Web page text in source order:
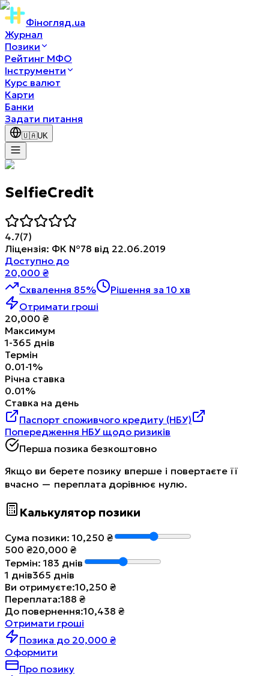
Фіногляд.ua
Журнал
Позики
Рейтинг МФО
Інструменти
Курс валют
Карти
Банки
Задати питання
🇺🇦UK
SelfieCredit
4.7(7)
Ліцензія: ФК №78 від 22.06.2019
Доступно до
20,000 ₴
Схвалення 85%
Рішення за 10 хв
Отримати гроші
20,000 ₴
Максимум
1-365 днів
Термін
0.01-1%
Річна ставка
0.01%
Ставка на день
Паспорт споживчого кредиту (НБУ)
Попередження НБУ щодо ризиків
Перша позика безкоштовно
Якщо ви берете позику вперше і повертаєте її
вчасно — переплата дорівнює нулю.
Калькулятор позики
Сума позики:10,250 ₴
500 ₴20,000 ₴
Термін:183 днів
1 днів365 днів
Ви отримуєте:10,250 ₴
Переплата:188 ₴
До повернення:10,438 ₴
Отримати гроші
Позика до 20,000 ₴
Оформити
Про позику